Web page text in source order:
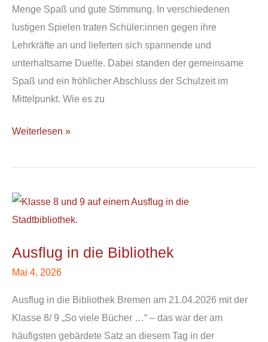
Menge Spaß und gute Stimmung. In verschiedenen
lustigen Spielen traten Schüler:innen gegen ihre
Lehrkräfte an und lieferten sich spannende und
unterhaltsame Duelle. Dabei standen der gemeinsame
Spaß und ein fröhlicher Abschluss der Schulzeit im
Mittelpunkt. Wie es zu
Weiterlesen »
Ausflug in die Bibliothek
Mai 4, 2026
Ausflug in die Bibliothek Bremen am 21.04.2026 mit der
Klasse 8/ 9 „So viele Bücher …“ – das war der am
häufigsten gebärdete Satz an diesem Tag in der
Ausflug
in
Bibliothek